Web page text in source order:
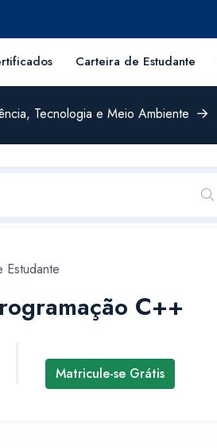
Carteira de Estudante
Tecnologia e Meio Ambiente
Estudante
C++
Matricule-se Grátis